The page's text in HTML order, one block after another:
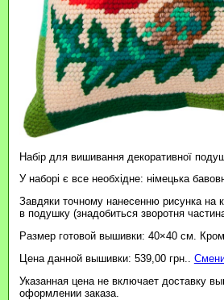
Набір для вишивання декоративної
У наборі є все необхідне: німецька
Завдяки точному нанесенню рисунка на
в подушку (знадобиться зворотня
Размер готовой вышивки: 40×40 см.
Цена данной вышивки: 539,00 грн..
Указанная цена не включает доставку
оформлении заказа.